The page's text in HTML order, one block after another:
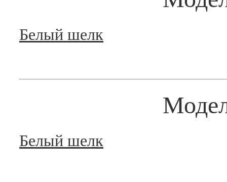
Белый шелк
Белый шелк